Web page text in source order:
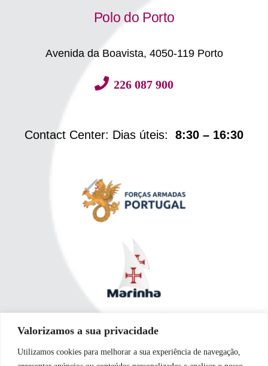
Valorizamos a sua privacidade
Utilizamos cookies para melhorar a sua experiência de navegação,
Polo do Porto
Avenida da Boavista, 4050-119 Porto
226 087 900
Contact Center: Dias úteis: 8:30 – 16:30